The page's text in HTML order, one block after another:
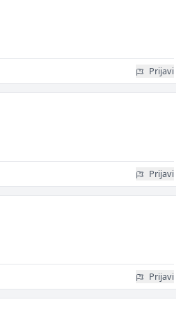
Prijavi
Prijavi
Prijavi